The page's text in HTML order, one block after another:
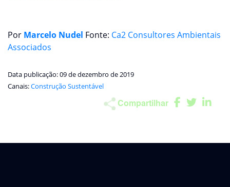
Por Marcelo Nudel Fonte: Ca2 Consultores Ambientais
Associados
Data publicação: 09 de dezembro de 2019
Canais:Construção Sustentável
Compartilhar